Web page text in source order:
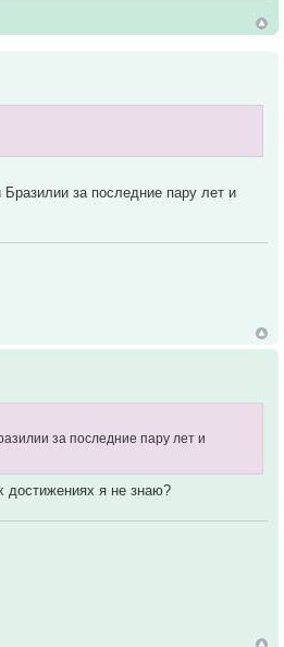
за последние пару лет и
за последние пару лет и
я не знаю?